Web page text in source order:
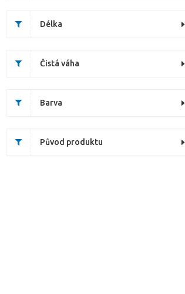
Délka
Čistá váha
Barva
Původ produktu